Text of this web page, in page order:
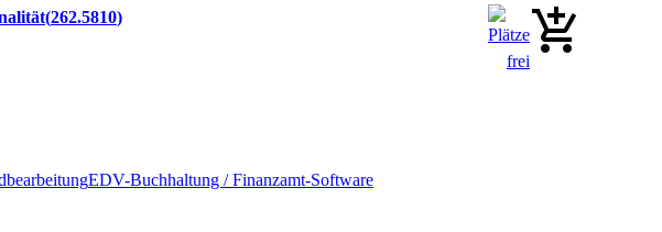
262.5810
EDV-Buchhaltung / Finanzamt-Software